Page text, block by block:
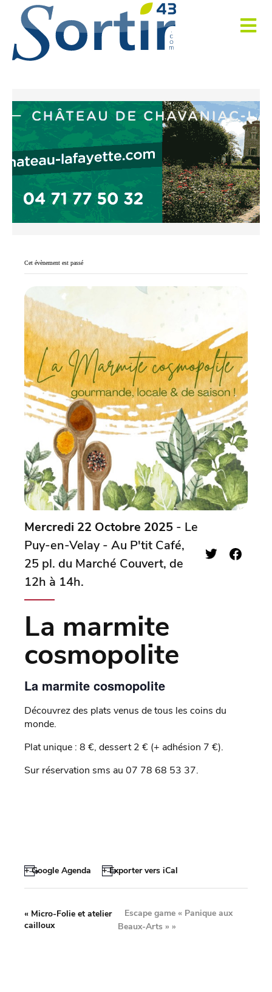
Cet évènement est passé
Mercredi 22 Octobre 2025 - Le
Puy-en-Velay - Au P'tit Café,
25 pl. du Marché Couvert, de
12h à 14h.
La marmite
cosmopolite
La marmite cosmopolite
Découvrez des plats venus de tous les coins du
monde.
Plat unique : 8 €, dessert 2 € (+ adhésion 7 €).
Sur réservation sms au 07 78 68 53 37.
+ Google Agenda + Exporter vers iCal
« Micro-Folie et atelier
cailloux
Escape game « Panique aux
Beaux-Arts »»